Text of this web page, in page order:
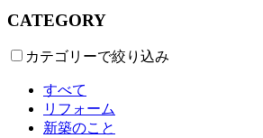
CATEGORY
カテゴリーで絞り込み
すべて
リフォーム
新築のこと